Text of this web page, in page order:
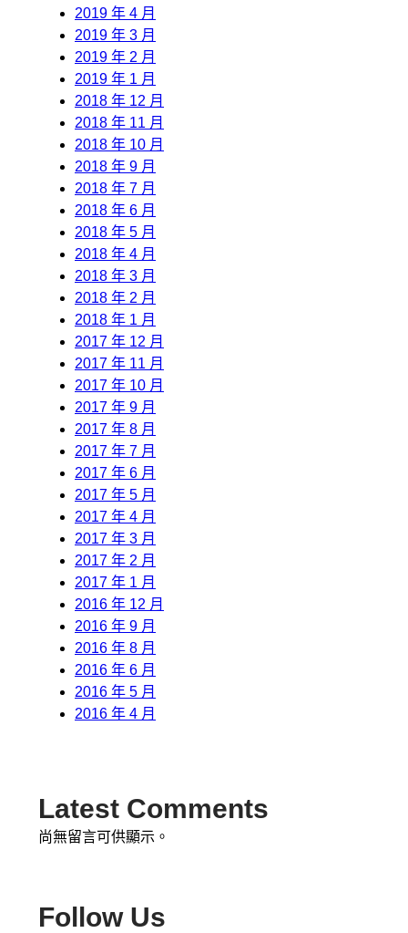
2019 年 4 月
2019 年 3 月
2019 年 2 月
2019 年 1 月
2018 年 12 月
2018 年 11 月
2018 年 10 月
2018 年 9 月
2018 年 7 月
2018 年 6 月
2018 年 5 月
2018 年 4 月
2018 年 3 月
2018 年 2 月
2018 年 1 月
2017 年 12 月
2017 年 11 月
2017 年 10 月
2017 年 9 月
2017 年 8 月
2017 年 7 月
2017 年 6 月
2017 年 5 月
2017 年 4 月
2017 年 3 月
2017 年 2 月
2017 年 1 月
2016 年 12 月
2016 年 9 月
2016 年 8 月
2016 年 6 月
2016 年 5 月
2016 年 4 月
Latest Comments
尚無留言可供顯示。
Follow Us